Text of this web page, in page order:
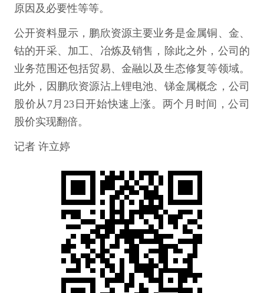
原因及必要性等等。
公开资料显示，鹏欣资源主要业务是金属铜、金、
钴的开采、加工、冶炼及销售，除此之外，公司的
业务范围还包括贸易、金融以及生态修复等领域。
此外，因鹏欣资源沾上锂电池、锑金属概念，公司
股价从7月23日开始快速上涨。两个月时间，公司
股价实现翻倍。
记者 许立婷